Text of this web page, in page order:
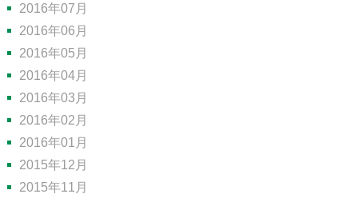
2016年07月
2016年06月
2016年05月
2016年04月
2016年03月
2016年02月
2016年01月
2015年12月
2015年11月